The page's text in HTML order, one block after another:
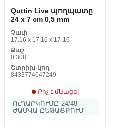
Quttin Live պողպատը
24 x 7 cm 0,5 mm
Չափ
17.16 x 17.16 x 17.16
Քաշ
0.308
Շտրիխ-կոդ
8433774647249
Քիչ է մնացել
ՈւՂԱՐԿՈՒՄԸ 24/48
ԺԱՄՎԱ ԸՆԹԱՑՔՈՒՄ